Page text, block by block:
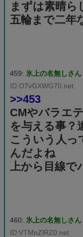
まずは素晴ら
五輪まで二年
459: 氷上の名無しさん
ID:O7vGXWG70.net
>>453
CMやバラエ
を与える事？
こういう人っ
んだよね
上から目線で
460: 氷上の名無しさん
ID:VTMnZlRZ0.net